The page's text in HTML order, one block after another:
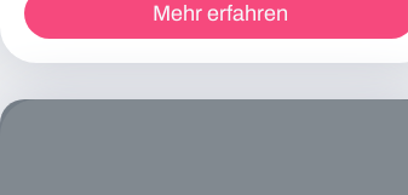
Mehr erfahren